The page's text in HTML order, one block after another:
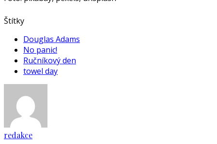
Štítky
Douglas Adams
No panic!
Ručníkový den
towel day
redakce